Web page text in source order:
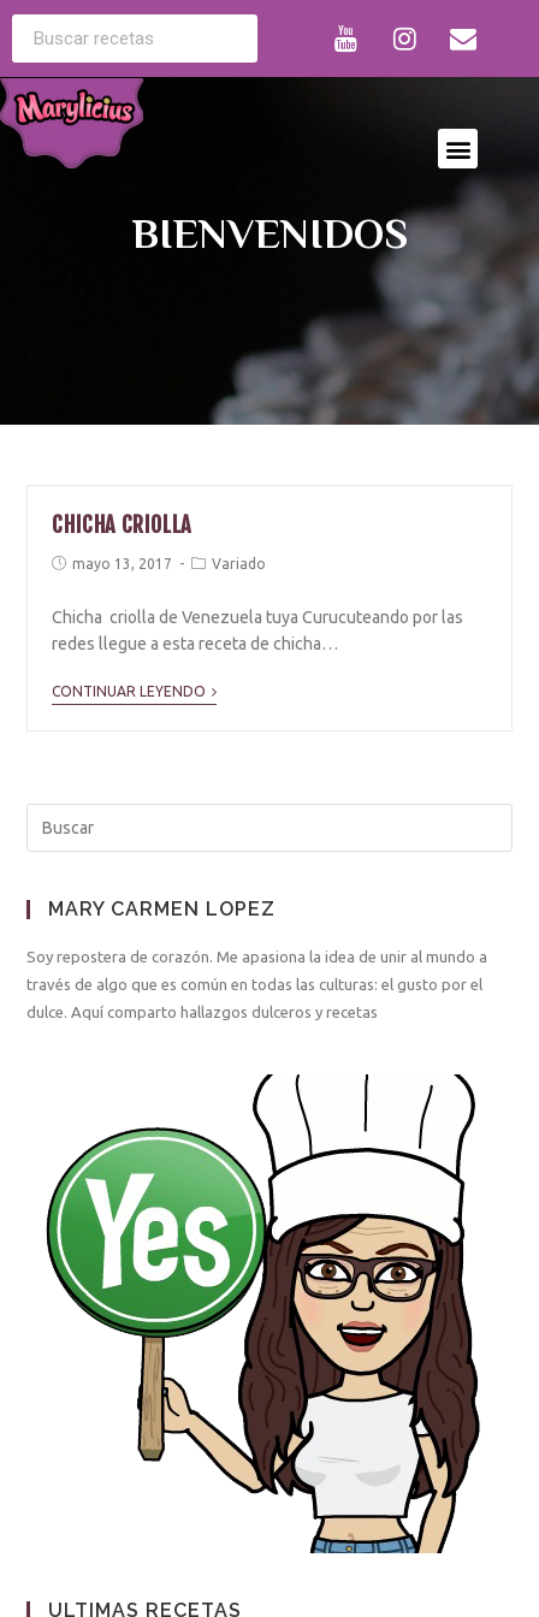
BIENVENIDOS
CHICHA CRIOLLA
mayo 13, 2017 Variado
Chicha criolla de Venezuela tuya Curucuteando por las
redes llegue a esta receta de chicha…
CONTINUAR LEYENDO
MARY CARMEN LOPEZ
Soy repostera de corazón. Me apasiona la idea de unir al mundo a
través de algo que es común en todas las culturas: el gusto por el
dulce. Aquí comparto hallazgos dulceros y recetas
ULTIMAS RECETAS